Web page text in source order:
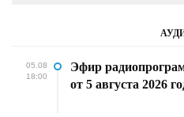
05.08
18:00
Эфир
от 5 августа 2026